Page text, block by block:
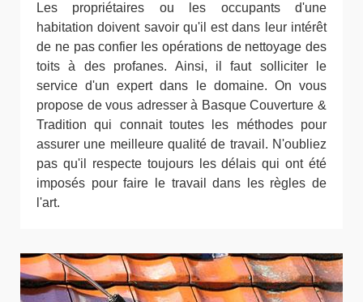
Les propriétaires ou les occupants d'une
habitation doivent savoir qu'il est dans leur intérêt
de ne pas confier les opérations de nettoyage des
toits à des profanes. Ainsi, il faut solliciter le
service d'un expert dans le domaine. On vous
propose de vous adresser à Basque Couverture &
Tradition qui connait toutes les méthodes pour
assurer une meilleure qualité de travail. N'oubliez
pas qu'il respecte toujours les délais qui ont été
imposés pour faire le travail dans les règles de
l'art.